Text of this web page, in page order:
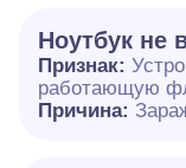
Ноутбук не
Признак:
работающую
Причина: